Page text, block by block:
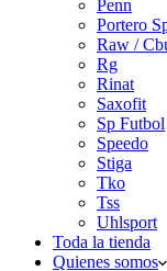
Penn
Portero
Raw /
Rg
Rinat
Saxofit
Sp Futbol
Speedo
Stiga
Tko
Tss
Uhlsport
Toda la tienda
Quienes somos